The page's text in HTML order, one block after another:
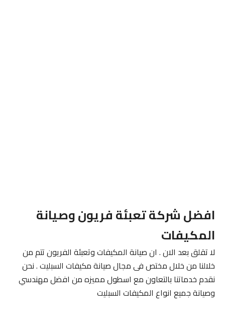
افضل شركة تعبئة فريون وصيانة
المكيفات
لا تقلق بعد الان . ان صيانة المكيفات وتعبئة الفريون تتم من
خلالنا من خلال مختص فى مجال صيانة مكيفات السبليت . نحن
نقدم خدماتنا بالتعاون مع اسطول مميزه من افضل مهندسي
وصيانة جميع انواع المكيفات السبليت